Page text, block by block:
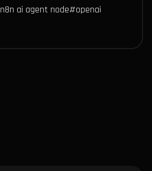
n8n ai agent node#openai